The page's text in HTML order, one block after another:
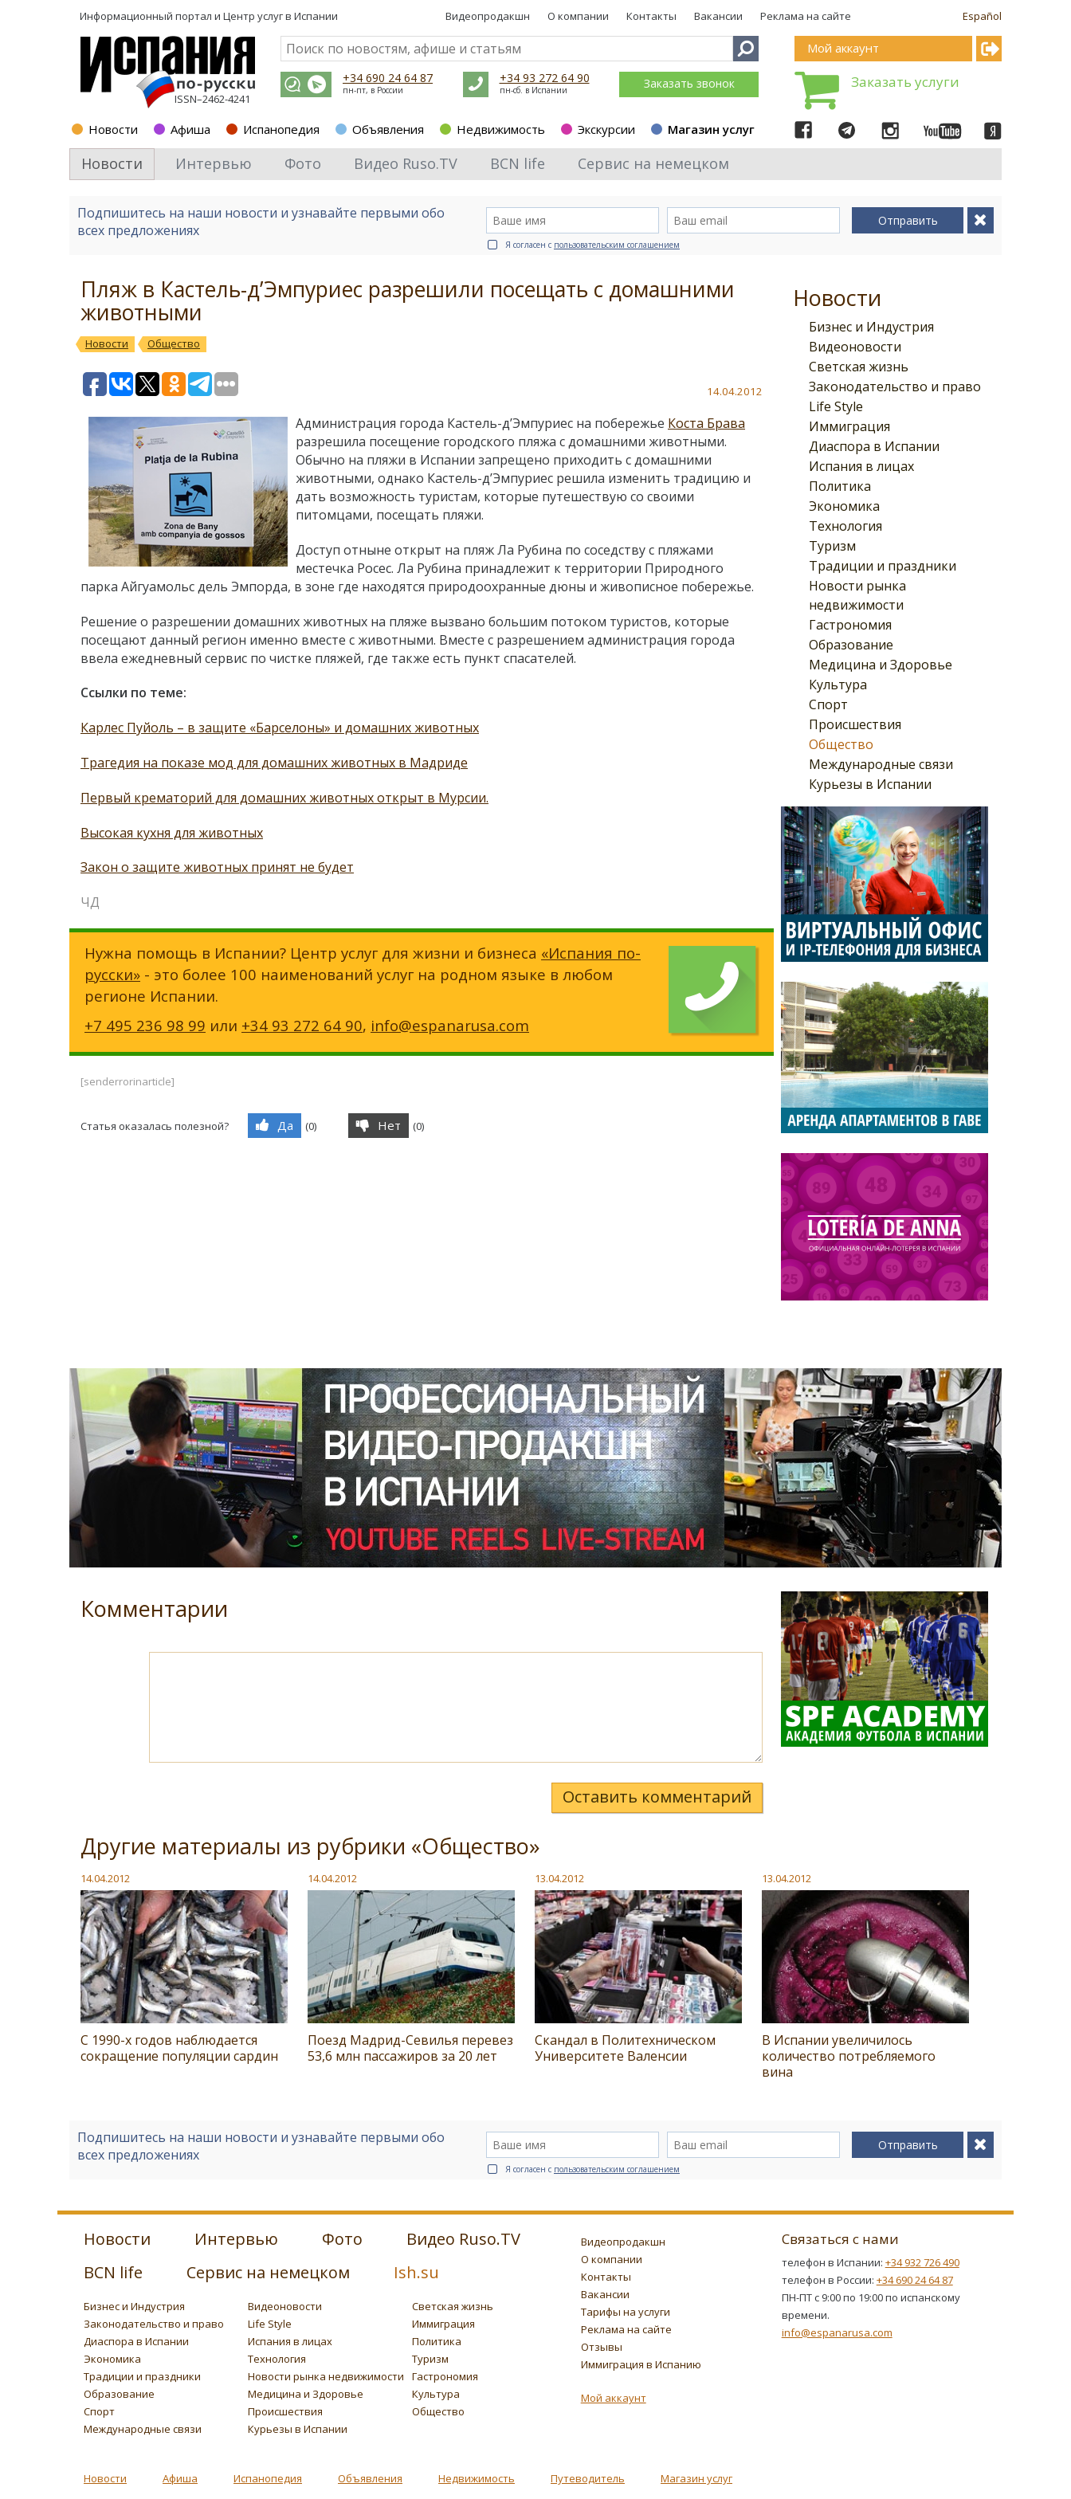
Информационный портал и Центр услуг в Испании Español
Видеопродакшн О компании Контакты Вакансии Реклама на сайте
ISSN–2462-4241
+34 690 24 64 87
пн-пт, в России
+34 93 272 64 90
пн-сб. в Испании Заказать звонок
Новости Афиша Испанопедия Объявления Недвижимость Экскурсии Магазин услуг
Мой аккаунт
Заказать услуги
Новости Интервью Фото Видео Ruso.TV BCN life Сервис на немецком
Подпишитесь на наши новости и узнавайте первыми обо
всех предложениях
Отправить
Я согласен с пользовательским соглашением
Новости
Бизнес и Индустрия
Видеоновости
Светская жизнь
Законодательство и право
Life Style
Иммиграция
Диаспора в Испании
Испания в лицах
Политика
Экономика
Технология
Туризм
Традиции и праздники
Новости рынка
недвижимости
Гастрономия
Образование
Медицина и Здоровье
Культура
Спорт
Происшествия
Общество
Международные связи
Курьезы в Испании
Пляж в Кастель-д’Эмпуриес разрешили посещать с домашними
животными
Новости Общество
14.04.2012
Администрация города Кастель-д’Эмпуриес на побережье Коста Брава
разрешила посещение городского пляжа с домашними животными.
Обычно на пляжи в Испании запрещено приходить с домашними
животными, однако Кастель-д’Эмпуриес решила изменить традицию и
дать возможность туристам, которые путешествую со своими
питомцами, посещать пляжи.
Доступ отныне открыт на пляж Ла Рубина по соседству с пляжами
местечка Росес. Ла Рубина принадлежит к территории Природного
парка Айгуамольс дель Эмпорда, в зоне где находятся природоохранные дюны и живописное побережье.
Решение о разрешении домашних животных на пляже вызвано большим потоком туристов, которые
посещают данный регион именно вместе с животными. Вместе с разрешением администрация города
ввела ежедневный сервис по чистке пляжей, где также есть пункт спасателей.
Ссылки по теме:
Карлес Пуйоль – в защите «Барселоны» и домашних животных
Трагедия на показе мод для домашних животных в Мадриде
Первый крематорий для домашних животных открыт в Мурсии.
Высокая кухня для животных
Закон о защите животных принят не будет
ЧД
Нужна помощь в Испании? Центр услуг для жизни и бизнеса «Испания по-
русски» - это более 100 наименований услуг на родном языке в любом
регионе Испании.
+7 495 236 98 99 или +34 93 272 64 90, info@espanarusa.com
[senderrorinarticle]
Статья оказалась полезной? Да (0) Нет (0)
Комментарии
Оставить комментарий
Другие материалы из рубрики «Общество»
14.04.2012
С 1990-х годов наблюдается
сокращение популяции сардин
14.04.2012
Поезд Мадрид-Севилья перевез
53,6 млн пассажиров за 20 лет
13.04.2012
Скандал в Политехническом
Университете Валенсии
13.04.2012
В Испании увеличилось
количество потребляемого
вина
Подпишитесь на наши новости и узнавайте первыми обо
всех предложениях
Отправить
Я согласен с пользовательским соглашением
Новости Интервью Фото
Видео Ruso.TV
BCN life
Сервис на немецком Ish.su
Бизнес и Индустрия Видеоновости
Светская жизнь
Законодательство и право
Life Style
Иммиграция
Диаспора в Испании
Испания в лицах
Политика
Экономика
Технология
Туризм
Традиции и праздники
Новости рынка недвижимости
Гастрономия
Образование
Медицина и Здоровье
Культура
Спорт
Происшествия
Общество
Международные связи
Курьезы в Испании
Видеопродакшн
О компании
Контакты
Вакансии
Тарифы на услуги
Реклама на сайте
Отзывы
Иммиграция в Испанию
Мой аккаунт
Связаться с нами
телефон в Испании: +34 932 726 490
телефон в России: +34 690 24 64 87
ПН-ПТ с 9:00 по 19:00 по испанскому
времени.
info@espanarusa.com
Новости Афиша Испанопедия Объявления Недвижимость Путеводитель Магазин услуг